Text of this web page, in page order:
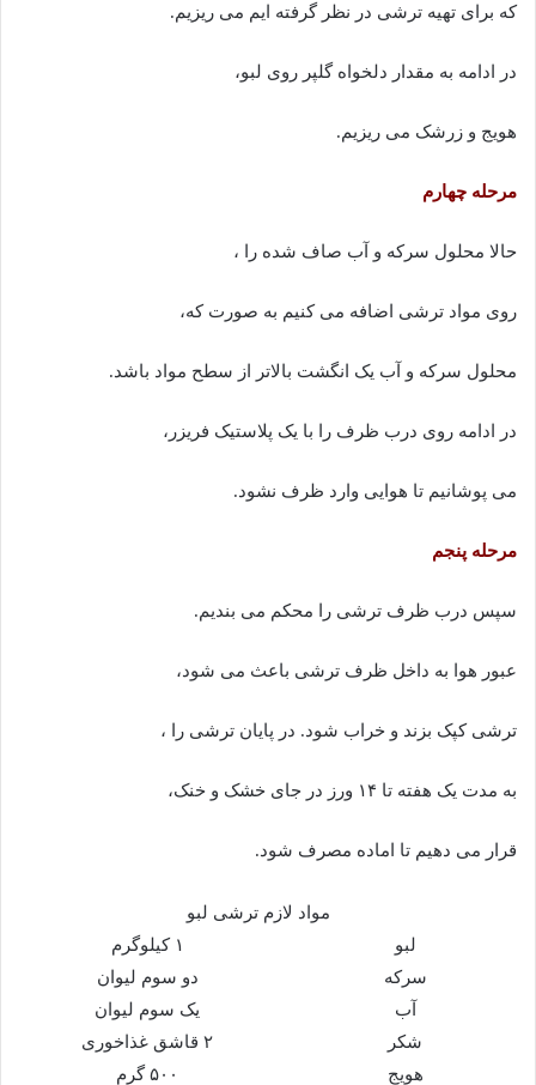
که برای تهیه ترشی در نظر گرفته ایم می ریزیم.
در ادامه به مقدار دلخواه گلپر روی لبو،
هویج و زرشک می ریزیم.
مرحله چهارم
حالا محلول سرکه و آب صاف شده را ،
روی مواد ترشی اضافه می کنیم به صورت که،
محلول سرکه و آب یک انگشت بالاتر از سطح مواد باشد.
در ادامه روی درب ظرف را با یک پلاستیک فریزر،
می پوشانیم تا هوایی وارد ظرف نشود.
مرحله پنجم
سپس درب ظرف ترشی را محکم می بندیم.
عبور هوا به داخل ظرف ترشی باعث می شود،
ترشی کپک بزند و خراب شود. در پایان ترشی را ،
به مدت یک هفته تا ۱۴ ورز در جای خشک و خنک،
قرار می دهیم تا اماده مصرف شود.
مواد لازم ترشی لبو
لبو
۱ کیلوگرم
سرکه
دو سوم لیوان
آب
یک سوم لیوان
شکر
۲ قاشق غذاخوری
هویج
۵۰۰ گرم